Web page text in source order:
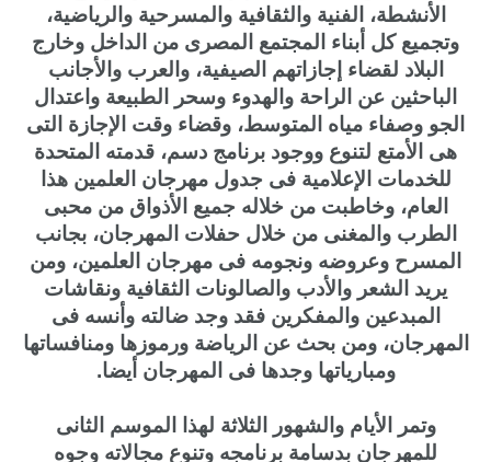
الأنشطة، الفنية والثقافية والمسرحية والرياضية،
وتجميع كل أبناء المجتمع المصرى من الداخل وخارج
البلاد لقضاء إجازاتهم الصيفية، والعرب والأجانب
الباحثين عن الراحة والهدوء وسحر الطبيعة واعتدال
الجو وصفاء مياه المتوسط، وقضاء وقت الإجازة التى
هى الأمتع لتنوع ووجود برنامج دسم، قدمته المتحدة
للخدمات الإعلامية فى جدول مهرجان العلمين هذا
العام، وخاطبت من خلاله جميع الأذواق من محبى
الطرب والمغنى من خلال حفلات المهرجان، بجانب
المسرح وعروضه ونجومه فى مهرجان العلمين، ومن
يريد الشعر والأدب والصالونات الثقافية ونقاشات
المبدعين والمفكرين فقد وجد ضالته وأنسه فى
المهرجان، ومن بحث عن الرياضة ورموزها ومنافساتها
ومبارياتها وجدها فى المهرجان أيضا.
وتمر الأيام والشهور الثلاثة لهذا الموسم الثانى
للمهرجان بدسامة برنامجه وتنوع مجالاته وجوه